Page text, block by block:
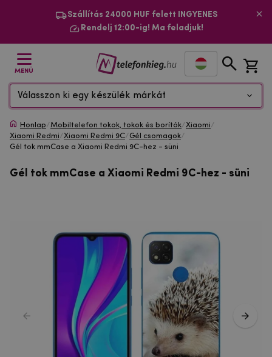
Szállítás 24000 HUF felett INGYENES
Rendelj 12:00-ig! Ma feladjuk!
MENÜ
Válasszon ki egy készülék márkát
Honlap/Mobiltelefon tokok, tokok és borítók/Xiaomi/
Xiaomi Redmi/Xiaomi Redmi 9C/Gél csomagok/
Gél tok mmCase a Xiaomi Redmi 9C-hez - süni
Gél tok mmCase a Xiaomi Redmi 9C-hez - süni